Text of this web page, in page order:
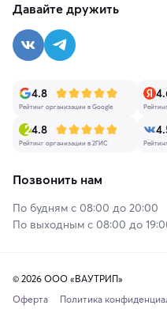
Давайте дружить
4.8
Рейтинг организации в Google
4.8
Рейтинг организации в 2ГИС
Позвонить нам
По будням с 08:00 до 20:00
По выходным с 08:00 до
© 2026 ООО «ВАУТРИП»
Оферта
Политика